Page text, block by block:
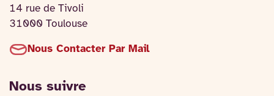
14 rue de Tivoli
31000 Toulouse
Nous Contacter Par Mail
Nous suivre